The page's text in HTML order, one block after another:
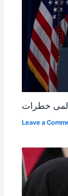
خطرات
Leave a